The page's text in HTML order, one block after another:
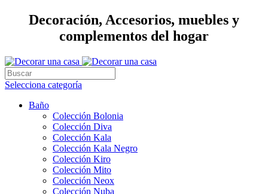
Decoración, Accesorios, muebles y
complementos del hogar
Selecciona categoría
Baño
Colección Bolonia
Colección Diva
Colección Kala
Colección Kala Negro
Colección Kiro
Colección Mito
Colección Neox
Colección Nuba